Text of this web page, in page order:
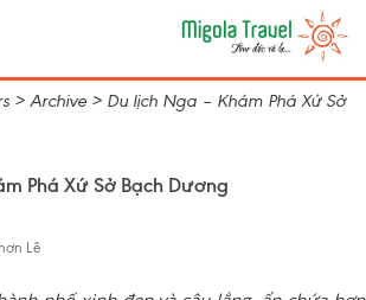
> Archive > Du lịch Nga – Khám Phá Xứ Sở
Phá Xứ Sở Bạch Dương
Lê